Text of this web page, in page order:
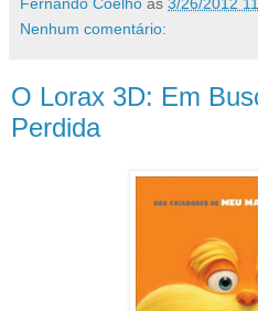
Fernando Coelho às 3/26/2012
Nenhum comentário:
O Lorax 3D: Em
Perdida